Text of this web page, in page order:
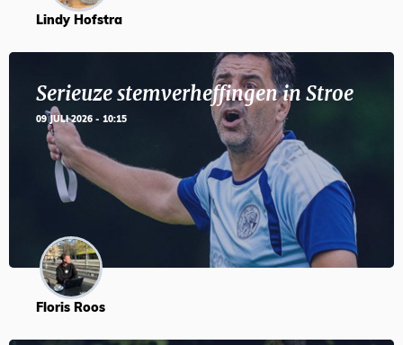
Lindy Hofstra
Serieuze stemverheffingen in Stroe
09 JULI 2026 - 10:15
Floris Roos